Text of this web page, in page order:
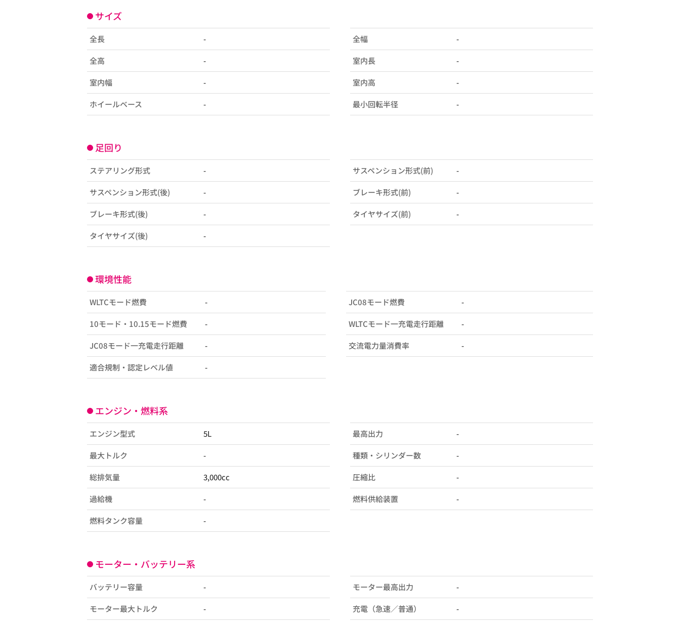
サイズ
全長 - 全幅 -
全高 - 室内長 -
室内幅 - 室内高 -
ホイールベース - 最小回転半径 -
足回り
ステアリング形式 - サスペンション形式(前) -
サスペンション形式(後) - ブレーキ形式(前) -
ブレーキ形式(後) - タイヤサイズ(前) -
タイヤサイズ(後) -
環境性能
WLTCモード燃費 - JC08モード燃費 -
10モード・10.15モード燃費 - WLTCモード一充電走行距離 -
JC08モード一充電走行距離 - 交流電力量消費率 -
適合規制・認定レベル値 -
エンジン・燃料系
エンジン型式 5L 最高出力 -
最大トルク - 種類・シリンダー数 -
総排気量 3,000cc 圧縮比 -
過給機 - 燃料供給装置 -
燃料タンク容量 -
モーター・バッテリー系
バッテリー容量 - モーター最高出力 -
モーター最大トルク - 充電（急速／普通） -